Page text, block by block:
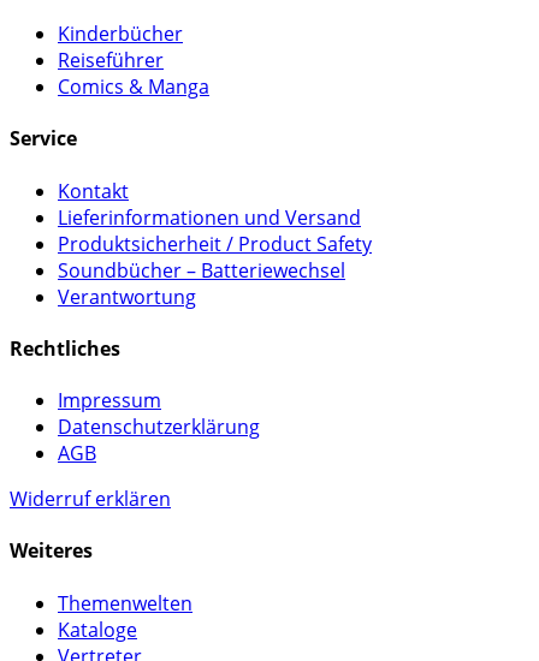
Kinderbücher
Reiseführer
Comics & Manga
Service
Kontakt
Lieferinformationen und Versand
Produktsicherheit / Product Safety
Soundbücher – Batteriewechsel
Verantwortung
Rechtliches
Impressum
Datenschutzerklärung
AGB
Widerruf erklären
Weiteres
Themenwelten
Kataloge
Vertreter